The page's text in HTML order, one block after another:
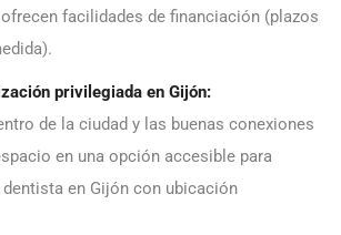
facilidades de financiación (plazos
privilegiada en Gijón:
de la ciudad y las buenas conexiones
en una opción accesible para
en Gijón con ubicación